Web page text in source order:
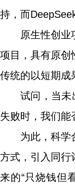
持，而
原生性创业
项目，具有原创
传统的以短期成
试问，当未
失败时，我们能
为此，科学
方式，引入同行
来的“只烧钱但